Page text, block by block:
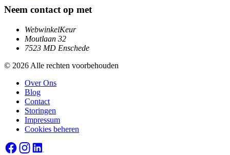
Neem contact op met
WebwinkelKeur
Moutlaan 32
7523 MD Enschede
© 2026 Alle rechten voorbehouden
Over Ons
Blog
Contact
Storingen
Impressum
Cookies beheren